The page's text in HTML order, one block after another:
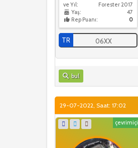
ve Yıl:
Forester 2017
Yaş:
47
Rep Puanı:
0
TR 06XX
bul
29-07-2022, Saat: 17:02
çevrimiçi